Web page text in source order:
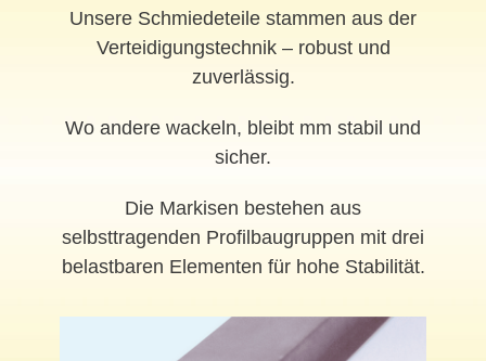
Unsere Schmiedeteile stammen aus der
Verteidigungstechnik – robust und
zuverlässig.
Wo andere wackeln, bleibt mm stabil und
sicher.
Die Markisen bestehen aus
selbsttragenden Profilbaugruppen mit drei
belastbaren Elementen für hohe Stabilität.